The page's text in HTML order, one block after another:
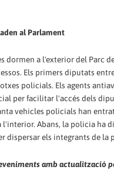
al Parlament
dormen a l'exterior del Parc
Els primers diputats
policials. Els agents
per facilitar l'accés dels
vehicles policials han
Abans, la policia ha
dispersar els integrants de la
amb actualització